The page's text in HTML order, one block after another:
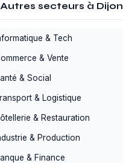
Autres secteurs à Dijon
& Tech
& Vente
& Social
& Logistique
& Restauration
& Production
& Finance